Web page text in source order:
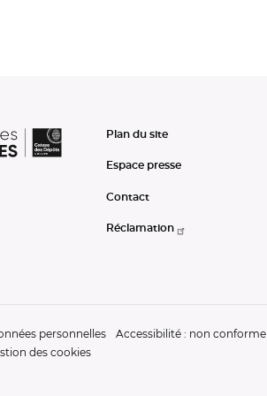
Plan du site
Espace presse
Contact
Réclamation
personnelles Accessibilité : non conforme
des cookies